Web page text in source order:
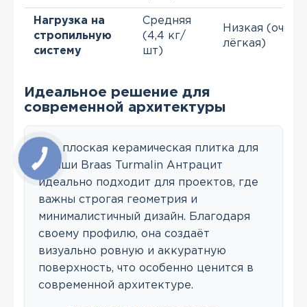
Нагрузка на
стропильную
систему
Средняя
(4,4 кг/
шт)
Низкая (очень
лёгкая)
Идеальное решение для
современной архитектуры
Эта плоская керамическая плитка для
крыши Braas Turmalin Антрацит
идеально подходит для проектов, где
важны строгая геометрия и
минималистичный дизайн. Благодаря
своему профилю, она создаёт
визуально ровную и аккуратную
поверхность, что особенно ценится в
современной архитектуре.